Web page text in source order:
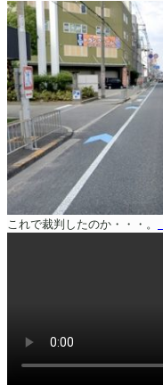
これで裁判したのか・・・。